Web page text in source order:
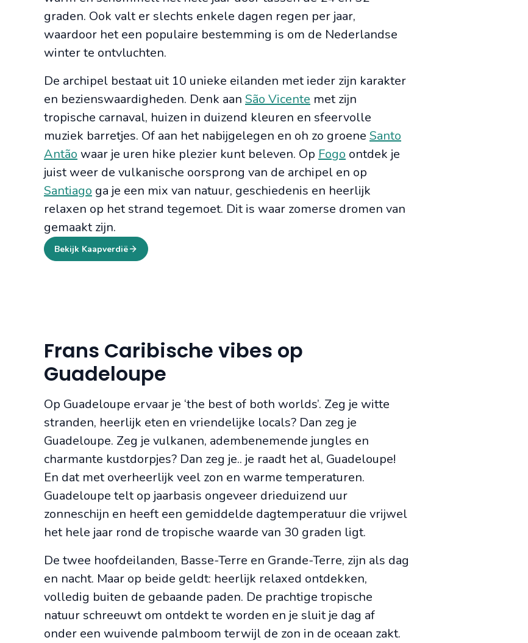
graden. Ook valt er slechts enkele dagen regen per jaar,
waardoor het een populaire bestemming is om de Nederlandse
winter te ontvluchten.
De archipel bestaat uit 10 unieke eilanden met ieder zijn karakter
en bezienswaardigheden. Denk aan São Vicente met zijn
tropische carnaval, huizen in duizend kleuren en sfeervolle
muziek barretjes. Of aan het nabijgelegen en oh zo groene Santo
Antão waar je uren hike plezier kunt beleven. Op Fogo ontdek je
juist weer de vulkanische oorsprong van de archipel en op
Santiago ga je een mix van natuur, geschiedenis en heerlijk
relaxen op het strand tegemoet. Dit is waar zomerse dromen van
gemaakt zijn.
Bekijk Kaapverdië
Frans Caribische vibes op
Guadeloupe
Op Guadeloupe ervaar je ‘the best of both worlds’. Zeg je witte
stranden, heerlijk eten en vriendelijke locals? Dan zeg je
Guadeloupe. Zeg je vulkanen, adembenemende jungles en
charmante kustdorpjes? Dan zeg je.. je raadt het al, Guadeloupe!
En dat met overheerlijk veel zon en warme temperaturen.
Guadeloupe telt op jaarbasis ongeveer drieduizend uur
zonneschijn en heeft een gemiddelde dagtemperatuur die vrijwel
het hele jaar rond de tropische waarde van 30 graden ligt.
De twee hoofdeilanden, Basse-Terre en Grande-Terre, zijn als dag
en nacht. Maar op beide geldt: heerlijk relaxed ontdekken,
volledig buiten de gebaande paden. De prachtige tropische
natuur schreeuwt om ontdekt te worden en je sluit je dag af
onder een wuivende palmboom terwijl de zon in de oceaan zakt.